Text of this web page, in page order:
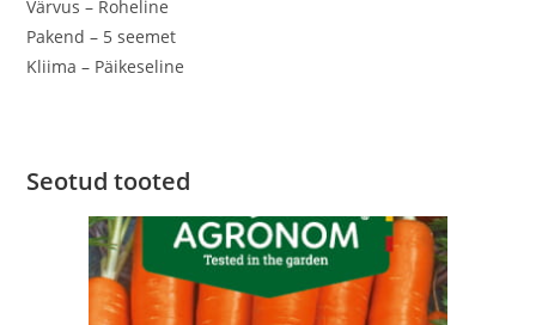
Värvus – Roheline
Pakend – 5 seemet
Kliima – Päikeseline
Seotud tooted